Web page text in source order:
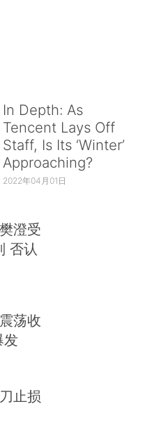
In Depth: As
Tencent Lays Off
Staff, Is Its ‘Winter’
Approaching?
2022年04月01日
澄受
否认
荡收
发
止损